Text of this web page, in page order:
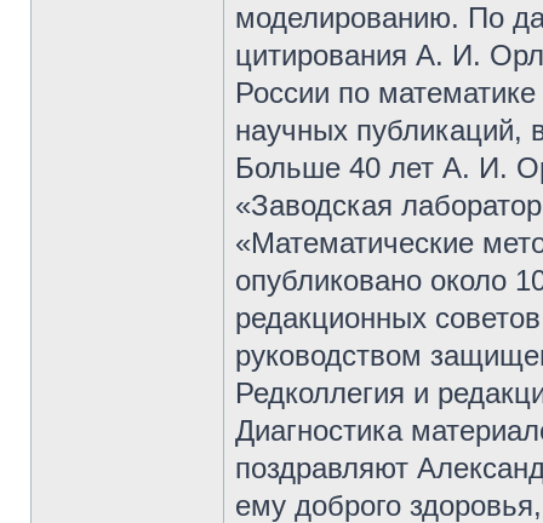
моделированию. По
цитирования А. И.
России по
научных публикаций,
Больше 40 лет А. И.
«Заводская
«Математические
опубликовано около
редакционных
руководством
Редколлегия и
Диагностика
поздравляют
ему доброго